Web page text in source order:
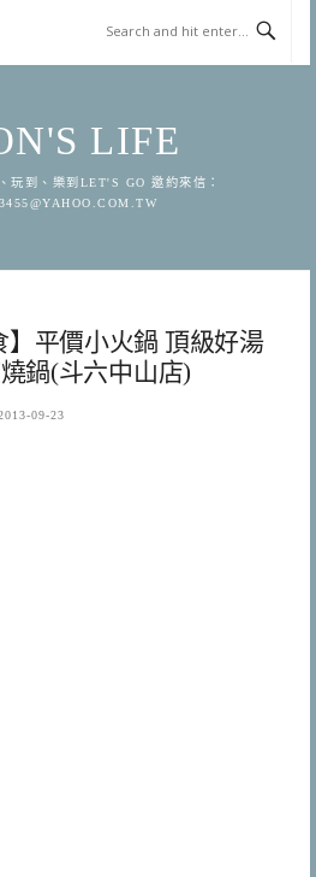
LIFE
玩到、樂到LET'S GO 邀約來信：
平價小火鍋 頂級好湯
鍋(斗六中山店)
09-23